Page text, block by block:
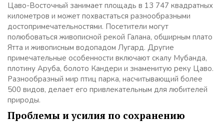
Цаво-Восточный занимает площадь в 13 747 квадратных
километров и может похвастаться разнообразными
достопримечательностями. Посетители могут
полюбоваться живописной рекой Галана, обширным плато
Ятта и живописным водопадом Лугард. Другие
примечательные особенности включают скалу Мубанда,
плотину Аруба, болото Кандери и знаменитую реку Цаво.
Разнообразный мир птиц парка, насчитывающий более
500 видов, делает его привлекательным для любителей
природы.
Проблемы и усилия по сохранению